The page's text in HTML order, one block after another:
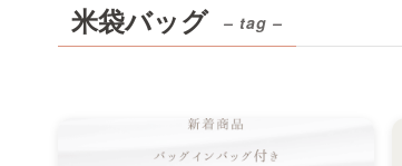
米袋バッグ – tag –